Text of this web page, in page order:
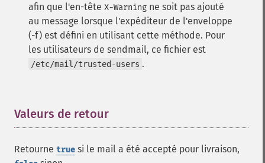
afin que l'en-tête X-Warning ne soit pas ajouté
au message lorsque l'expéditeur de l'enveloppe
(-f) est défini en utilisant cette méthode. Pour
les utilisateurs de sendmail, ce fichier est
/etc/mail/trusted-users .
Valeurs de retour
Retourne true si le mail a été accepté pour livraison,